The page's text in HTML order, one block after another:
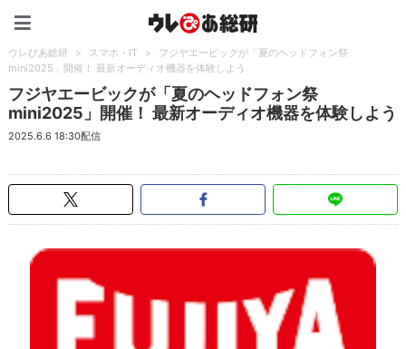
ウレぴあ総研 > スマホ・IT >
フジヤエービックが「夏のヘッドフォン祭
mini2025」開催！ 最新オーディオ機器を体験しよう
フジヤエービックが「夏のヘッドフォン祭
mini2025」開催！ 最新オーディオ機器を体験しよう
2025.6.6 18:30配信